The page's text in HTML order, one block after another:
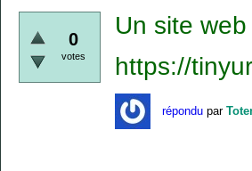
0
votes
Un site
https://
répondu par